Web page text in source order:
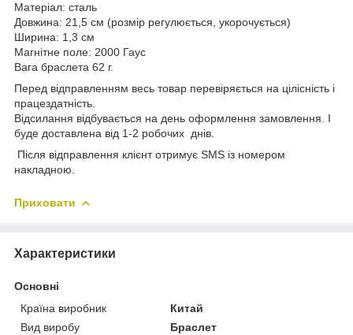
Матеріал: сталь
Довжина: 21,5 см (розмір регулюється, укорочується)
Ширина: 1,3 см
Магнітне поле: 2000 Гаус
Вага браслета 62 г.
Перед відправленням весь товар перевіряється на цілісність і
працездатність.
Відсилання відбувається на день оформлення замовлення. І
буде доставлена від 1-2 робочих днів.
Після відправлення клієнт отримує SMS із номером
накладною.
Приховати
Характеристики
Основні
Країна виробник
Китай
Вид виробу
Браслет